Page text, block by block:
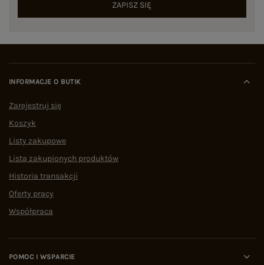
ZAPISZ SIĘ
INFORMACJE O BUTIK
Zarejestruj się
Koszyk
Listy zakupowe
Lista zakupionych produktów
Historia transakcji
Oferty pracy
Współpraca
POMOC I WSPARCIE